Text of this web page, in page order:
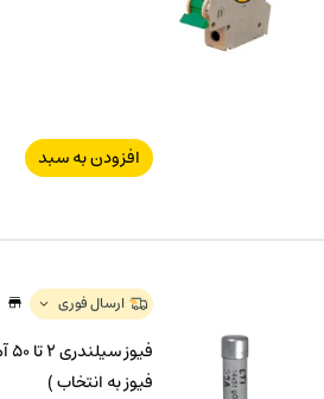
افزودن به سبد
ارسال فوری
فیوز به انتخاب )